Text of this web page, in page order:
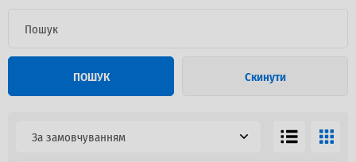
ПОШУК Скинути
За замовчуванням